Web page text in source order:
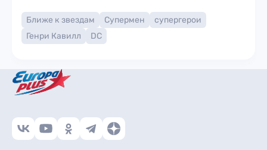
Ближе к звездам Супермен
супергерои
Генри Кавилл
DC